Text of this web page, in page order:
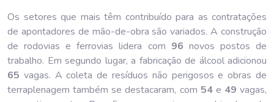
Os setores que mais têm contribuído para as contratações
de apontadores de mão-de-obra são variados. A construção
de rodovias e ferrovias lidera com 96 novos postos de
trabalho. Em segundo lugar, a fabricação de álcool adicionou
65 vagas. A coleta de resíduos não perigosos e obras de
terraplenagem também se destacaram, com 54e 49 vagas,